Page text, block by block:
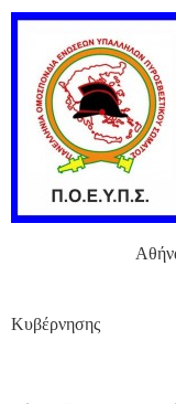
Προς:
Κυβέρνησης
κ